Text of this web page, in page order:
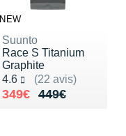
NEW
Suunto
Race S Titanium
Graphite
4.6
(22 avis)
Noté 4.6 sur 5
449€
Au lieu de 449€
349€
Vendu 349€